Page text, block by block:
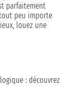
parfaitement
peu importe
louez une
: découvrez